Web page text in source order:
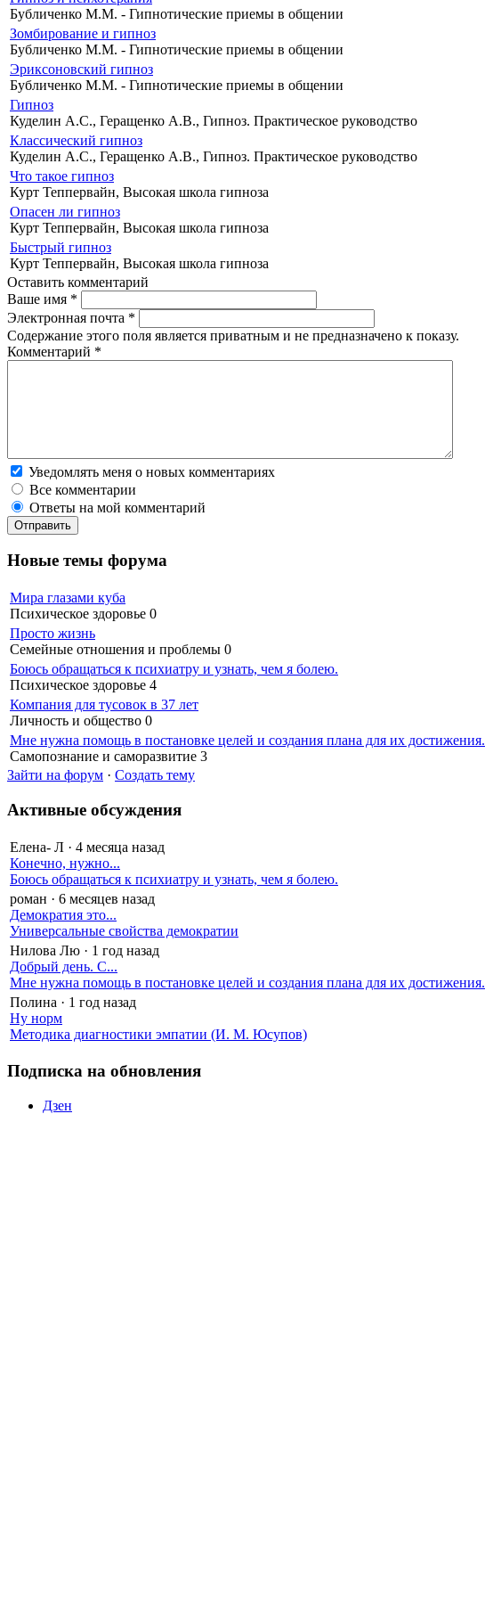
Бубличенко М.М. - Гипнотические приемы в общении
Зомбирование и гипноз
Бубличенко М.М. - Гипнотические приемы в общении
Эриксоновский гипноз
Бубличенко М.М. - Гипнотические приемы в общении
Гипноз
Куделин А.С., Геращенко А.В., Гипноз. Практическое руководство
Классический гипноз
Куделин А.С., Геращенко А.В., Гипноз. Практическое руководство
Что такое гипноз
Курт Теппервайн, Высокая школа гипноза
Опасен ли гипноз
Курт Теппервайн, Высокая школа гипноза
Быстрый гипноз
Курт Теппервайн, Высокая школа гипноза
Оставить комментарий
Ваше имя *
Электронная почта *
Содержание этого поля является приватным и не предназначено к показу.
Комментарий *
Уведомлять меня о новых комментариях
Все комментарии
Ответы на мой комментарий
Новые темы форума
Мира глазами куба
Психическое здоровье 0
Просто жизнь
Семейные отношения и проблемы 0
Боюсь обращаться к психиатру и узнать, чем я болею.
Психическое здоровье 4
Компания для тусовок в 37 лет
Личность и общество 0
Мне нужна помощь в постановке целей и создания плана для их достижения.
Самопознание и саморазвитие 3
Зайти на форум · Создать тему
Активные обсуждения
Елена- Л · 4 месяца назад
Конечно, нужно...
Боюсь обращаться к психиатру и узнать, чем я болею.
роман · 6 месяцев назад
Демократия это...
Универсальные свойства демократии
Нилова Лю · 1 год назад
Добрый день. С...
Мне нужна помощь в постановке целей и создания плана для их достижения.
Полина · 1 год назад
Ну норм
Методика диагностики эмпатии (И. М. Юсупов)
Подписка на обновления
Дзен